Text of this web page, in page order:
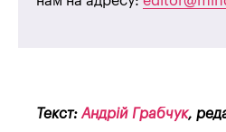
Текст: Андрій Грабчук,